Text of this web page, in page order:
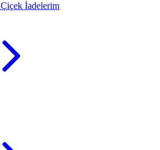
İadelerim